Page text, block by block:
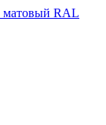
матовый RAL